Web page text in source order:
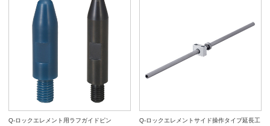
Q-ロックエレメント用ラフガイドピン
Q-ロックエレメントサイド操作タイプ延長工